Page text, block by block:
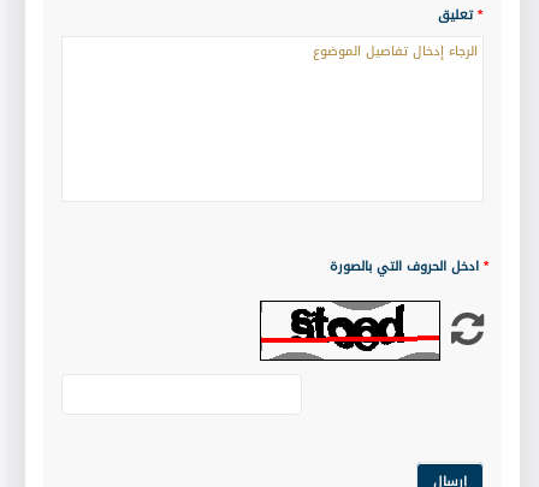
تعليق *
ادخل الحروف التي بالصورة *